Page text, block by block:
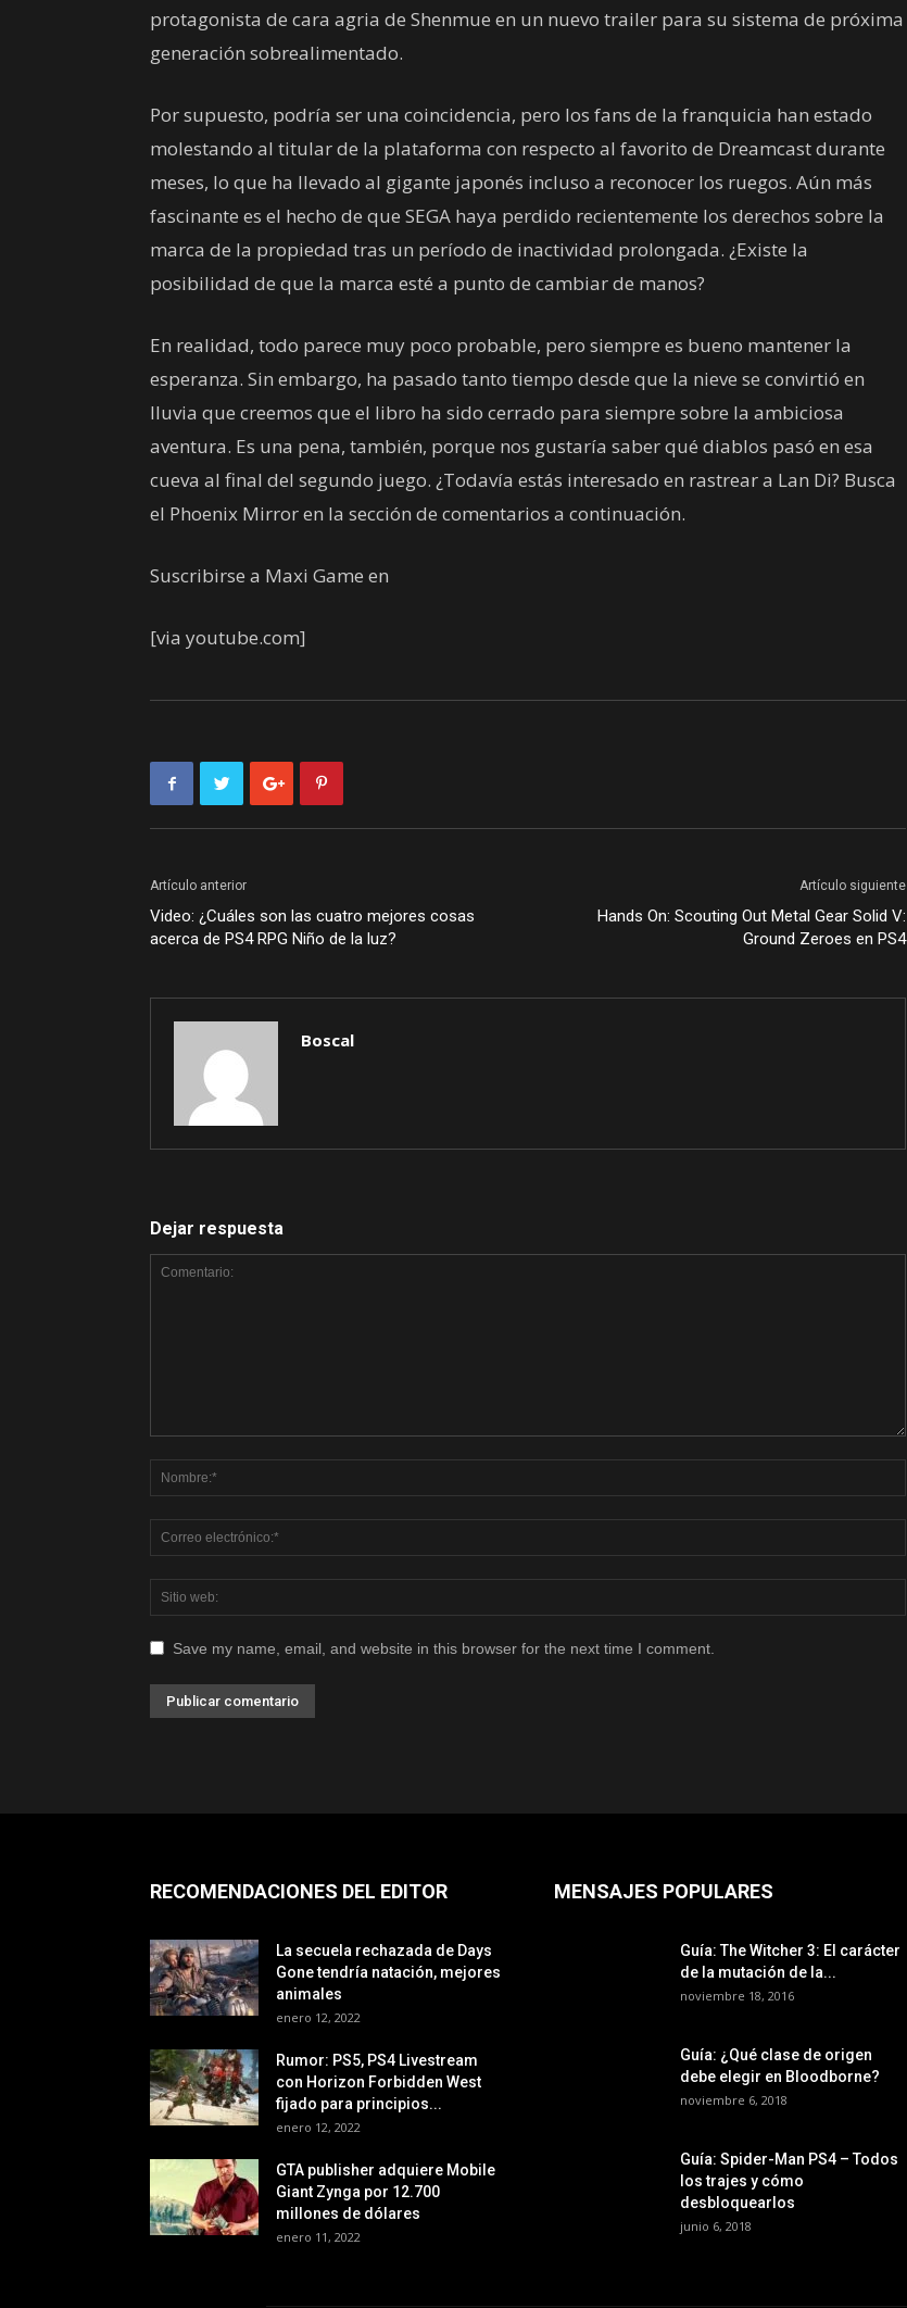
protagonista de cara agria de Shenmue en un nuevo trailer para su sistema de próxima
generación sobrealimentado.
Por supuesto, podría ser una coincidencia, pero los fans de la franquicia han estado
molestando al titular de la plataforma con respecto al favorito de Dreamcast durante
meses, lo que ha llevado al gigante japonés incluso a reconocer los ruegos. Aún más
fascinante es el hecho de que SEGA haya perdido recientemente los derechos sobre la
marca de la propiedad tras un período de inactividad prolongada. ¿Existe la
posibilidad de que la marca esté a punto de cambiar de manos?
En realidad, todo parece muy poco probable, pero siempre es bueno mantener la
esperanza. Sin embargo, ha pasado tanto tiempo desde que la nieve se convirtió en
lluvia que creemos que el libro ha sido cerrado para siempre sobre la ambiciosa
aventura. Es una pena, también, porque nos gustaría saber qué diablos pasó en esa
cueva al final del segundo juego. ¿Todavía estás interesado en rastrear a Lan Di? Busca
el Phoenix Mirror en la sección de comentarios a continuación.
Suscribirse a Maxi Game en
[via youtube.com]
Artículo anterior
Video: ¿Cuáles son las cuatro mejores cosas
acerca de PS4 RPG Niño de la luz?
Artículo siguiente
Hands On: Scouting Out Metal Gear Solid V:
Ground Zeroes en PS4
Boscal
Dejar respuesta
Save my name, email, and website in this browser for the next time I comment.
RECOMENDACIONES DEL EDITOR
La secuela rechazada de Days
Gone tendría natación, mejores
animales
enero 12, 2022
Rumor: PS5, PS4 Livestream
con Horizon Forbidden West
fijado para principios...
enero 12, 2022
GTA publisher adquiere Mobile
Giant Zynga por 12.700
millones de dólares
enero 11, 2022
MENSAJES POPULARES
Guía: The Witcher 3: El carácter
de la mutación de la...
noviembre 18, 2016
Guía: ¿Qué clase de origen
debe elegir en Bloodborne?
noviembre 6, 2018
Guía: Spider-Man PS4 – Todos
los trajes y cómo
desbloquearlos
junio 6, 2018